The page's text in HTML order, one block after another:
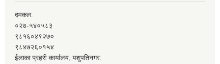
दमकल:
०२७-५४०५८३
९८१६०४९२७०
९८४७२६०१५४
ईलाका प्रहरी कार्यालय, पशुपतिनगर: